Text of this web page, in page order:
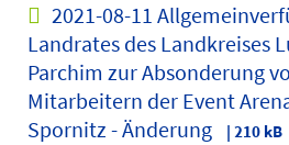
2021-08-11
Landrates des Landkreises
Parchim zur Absonderung
Mitarbeitern der Event
Spornitz - Änderung
| 210 kB